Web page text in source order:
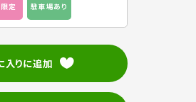
定 駐車場あり
入りに追加